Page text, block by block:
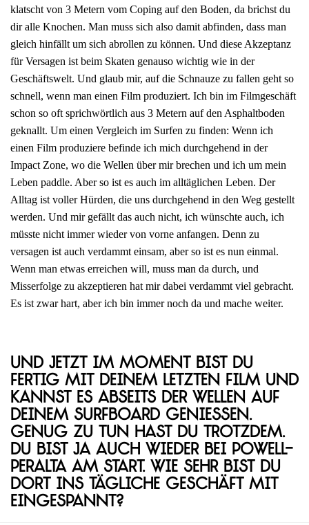
klatscht von 3 Metern vom Coping auf den Boden, da brichst du
dir alle Knochen. Man muss sich also damit abfinden, dass man
gleich hinfällt um sich abrollen zu können. Und diese Akzeptanz
für Versagen ist beim Skaten genauso wichtig wie in der
Geschäftswelt. Und glaub mir, auf die Schnauze zu fallen geht so
schnell, wenn man einen Film produziert. Ich bin im Filmgeschäft
schon so oft sprichwörtlich aus 3 Metern auf den Asphaltboden
geknallt. Um einen Vergleich im Surfen zu finden: Wenn ich
einen Film produziere befinde ich mich durchgehend in der
Impact Zone, wo die Wellen über mir brechen und ich um mein
Leben paddle. Aber so ist es auch im alltäglichen Leben. Der
Alltag ist voller Hürden, die uns durchgehend in den Weg gestellt
werden. Und mir gefällt das auch nicht, ich wünschte auch, ich
müsste nicht immer wieder von vorne anfangen. Denn zu
versagen ist auch verdammt einsam, aber so ist es nun einmal.
Wenn man etwas erreichen will, muss man da durch, und
Misserfolge zu akzeptieren hat mir dabei verdammt viel gebracht.
Es ist zwar hart, aber ich bin immer noch da und mache weiter.
Und jetzt im Moment bist du
fertig mit deinem letzten Film und
kannst es abseits der Wellen auf
deinem Surfboard genießen.
Genug zu tun hast du trotzdem.
Du bist ja auch wieder bei Powell-
Peralta am Start. Wie sehr bist du
dort ins tägliche Geschäft mit
eingespannt?